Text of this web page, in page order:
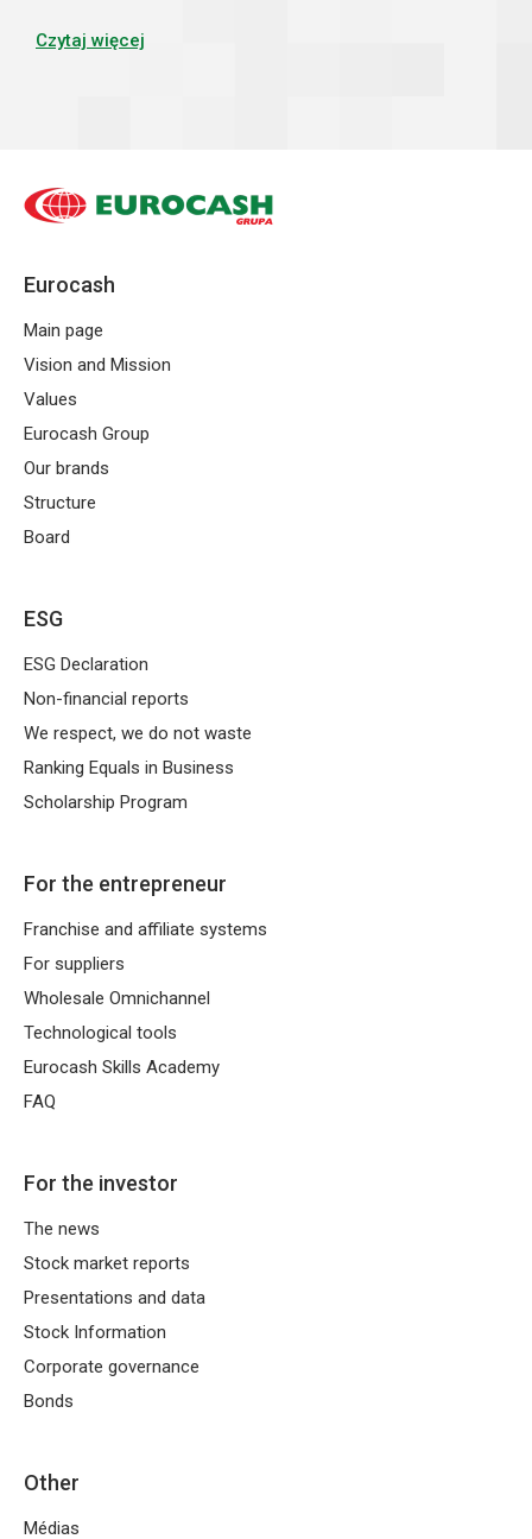
produktowych jest wysoka jakoś...
Czytaj więcej
Eurocash
Main page
Vision and Mission
Values
Eurocash Group
Our brands
Structure
Board
ESG
ESG Declaration
Non-financial reports
We respect, we do not waste
Ranking Equals in Business
Scholarship Program
For the entrepreneur
Franchise and affiliate systems
For suppliers
Wholesale Omnichannel
Technological tools
Eurocash Skills Academy
FAQ
For the investor
The news
Stock market reports
Presentations and data
Stock Information
Corporate governance
Bonds
Other
Médias